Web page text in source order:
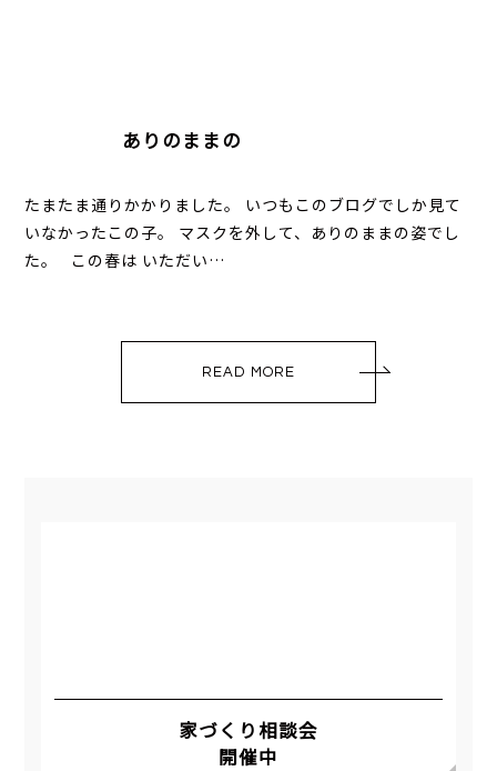
ありのままの
たまたま通りかかりました。 いつもこのブログでしか見て
いなかったこの子。 マスクを外して、ありのままの姿でし
た。 この春は いただい…
READ MORE
家づくり相談会
開催中